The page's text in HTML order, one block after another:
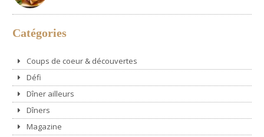
Catégories
Coups de coeur & découvertes
Défi
Dîner ailleurs
Dîners
Magazine